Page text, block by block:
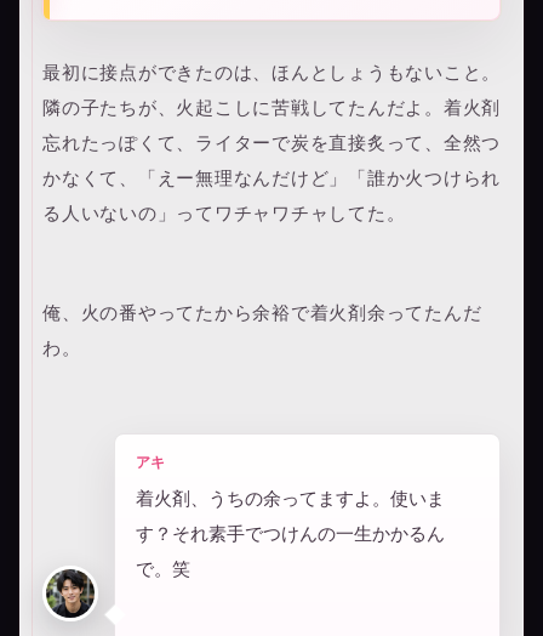
最初に接点ができたのは、ほんとしょうもないこと。
隣の子たちが、火起こしに苦戦してたんだよ。着火剤
忘れたっぽくて、ライターで炭を直接炙って、全然つ
かなくて、「えー無理なんだけど」「誰か火つけられ
る人いないの」ってワチャワチャしてた。
俺、火の番やってたから余裕で着火剤余ってたんだ
わ。
アキ
着火剤、うちの余ってますよ。使いま
す？それ素手でつけんの一生かかるん
で。笑